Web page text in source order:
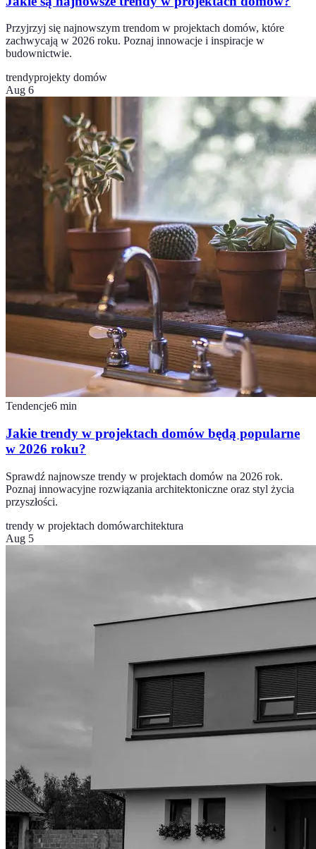
Przyjrzyj się najnowszym trendom w projektach domów, które
zachwycają w 2026 roku. Poznaj innowacje i inspiracje w
budownictwie.
trendyprojekty domów
Aug 6
Tendencje6 min
Jakie trendy w projektach domów będą popularne
w 2026 roku?
Sprawdź najnowsze trendy w projektach domów na 2026 rok.
Poznaj innowacyjne rozwiązania architektoniczne oraz styl życia
przyszłości.
trendy w projektach domówarchitektura
Aug 5